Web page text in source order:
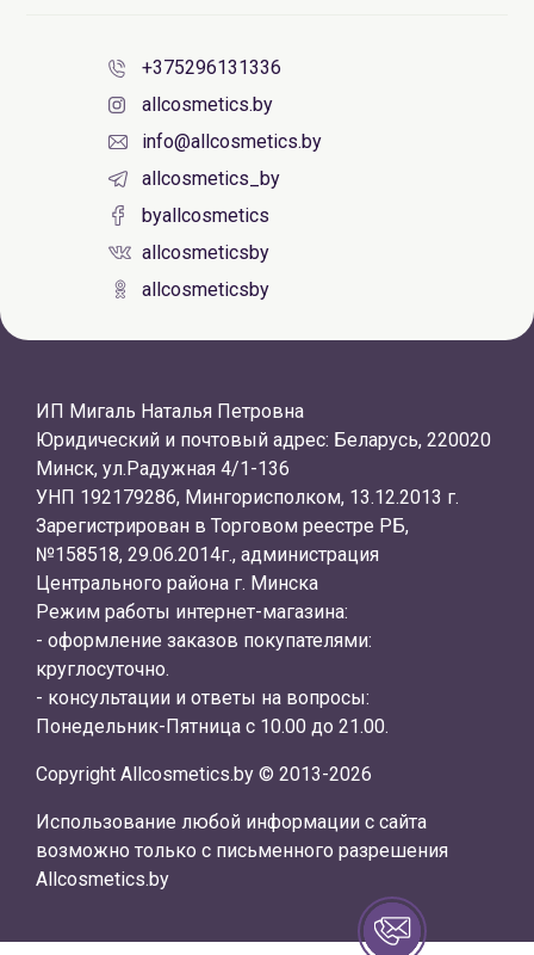
+375296131336
allcosmetics.by
info@allcosmetics.by
allcosmetics_by
byallcosmetics
allcosmeticsby
allcosmeticsby
ИП Мигаль Наталья Петровна
Юридический и почтовый адрес: Беларусь, 220020
Минск, ул.Радужная 4/1-136
УНП 192179286, Мингорисполком, 13.12.2013 г.
Зарегистрирован в Торговом реестре РБ,
№158518, 29.06.2014г., администрация
Центрального района г. Минска
Режим работы интернет-магазина:
- оформление заказов покупателями:
круглосуточно.
- консультации и ответы на вопросы:
Понедельник-Пятница с 10.00 до 21.00.
Copyright Allcosmetics.by © 2013-2026
Использование любой информации с сайта
возможно только с письменного разрешения
Allcosmetics.by